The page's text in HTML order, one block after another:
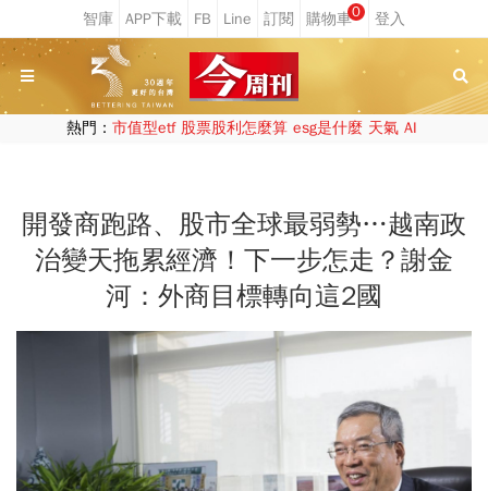
0
熱門： 市值型etf 股票股利怎麼算 esg是什麼 天氣 AI
開發商跑路、股市全球最弱勢…越南政
治變天拖累經濟！下一步怎走？謝金
河：外商目標轉向這2國